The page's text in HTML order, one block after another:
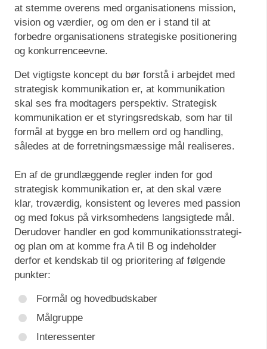
at stemme overens med organisationens mission,
vision og værdier, og om den er i stand til at
forbedre organisationens strategiske positionering
og konkurrenceevne.
Det vigtigste koncept du bør forstå i arbejdet med
strategisk kommunikation er, at kommunikation
skal ses fra modtagers perspektiv. Strategisk
kommunikation er et styringsredskab, som har til
formål at bygge en bro mellem ord og handling,
således at de forretningsmæssige mål realiseres.
En af de grundlæggende regler inden for god
strategisk kommunikation er, at den skal være
klar, troværdig, konsistent og leveres med passion
og med fokus på virksomhedens langsigtede mål.
Derudover handler en god kommunikationsstrategi-
og plan om at komme fra A til B og indeholder
derfor et kendskab til og prioritering af følgende
punkter:
Formål og hovedbudskaber
Målgruppe
Interessenter